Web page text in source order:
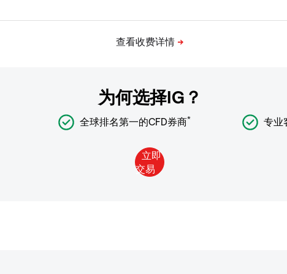
为何选择IG？
全球排名第一的CFD券商* 专业